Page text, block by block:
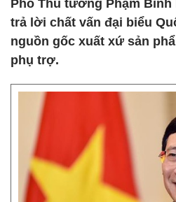
Phó Thủ tướng Phạm
trả lời chất vấn đại biểu
nguồn gốc xuất xứ sản
phụ trợ.